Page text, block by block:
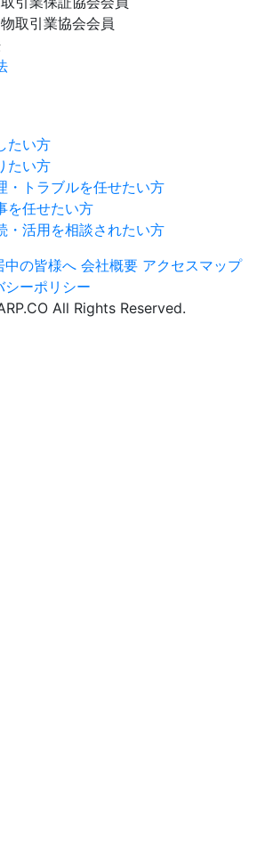
取引業協会会員
たい方
たい方
・トラブルを任せたい方
を任せたい方
・活用を相談されたい方
中の皆様へ 会社概要 アクセスマップ
シーポリシー
All Rights Reserved.